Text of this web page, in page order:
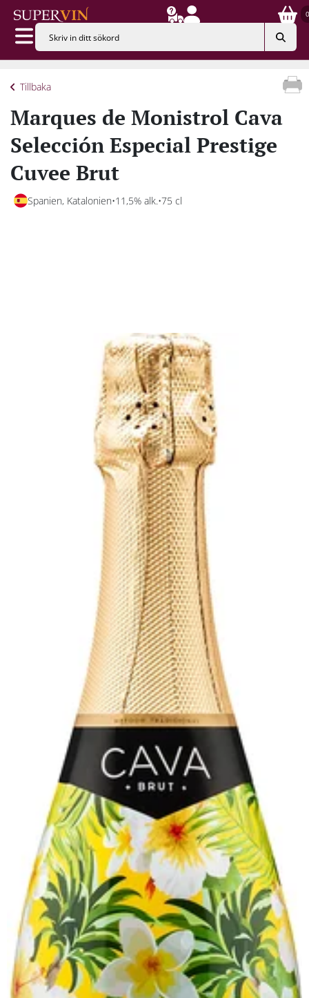
0
Tillbaka
Marques de Monistrol Cava
Selección Especial Prestige
Cuvee Brut
Spanien, Katalonien 11,5% alk. 75 cl